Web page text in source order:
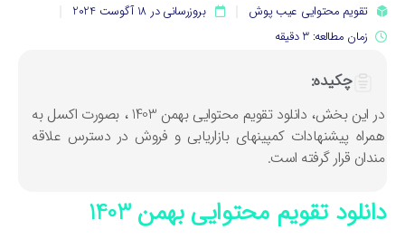
تقویم محتوایی عیب پوش
بروزرسانی در 18 آگوست 2024
زمان مطالعه: 3 دقیقه
چکیده:
در این بخش، دانلود تقویم محتوایی بهمن 1403 ، بصورت اکسل به
پیشنهادات کمپینهای بازاریابی و فروش در دسترس علاقه
قرار گرفته است.
تقویم محتوایی بهمن 1403